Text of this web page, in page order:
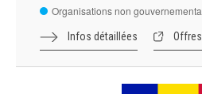
Organisations non
Infos détaillées